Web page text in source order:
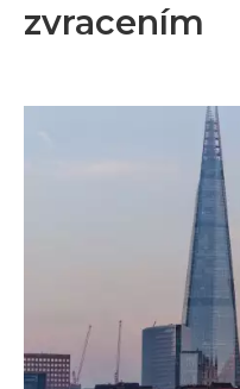
zvracením